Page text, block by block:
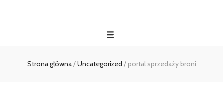
Strona główna/Uncategorized / portal sprzedaży broni